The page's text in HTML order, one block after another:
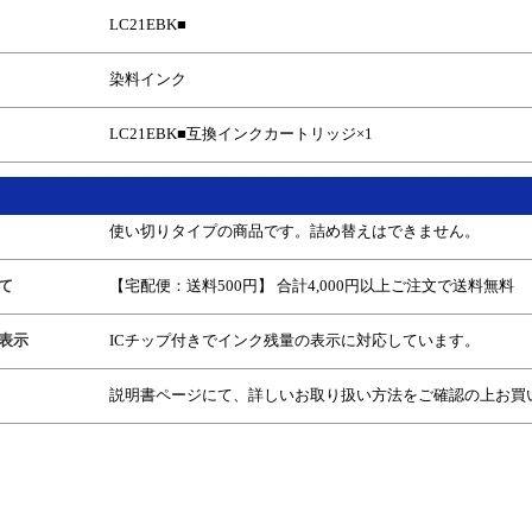
LC21EBK■
染料インク
LC21EBK■互換インクカートリッジ×1
使い切りタイプの商品です。詰め替えはできません。
【宅配便：送料500円】 合計4,000円以上ご注文で送料無料
示 ICチップ付きでインク残量の表示に対応しています。
説明書ページにて、詳しいお取り扱い方法をご確認の上お